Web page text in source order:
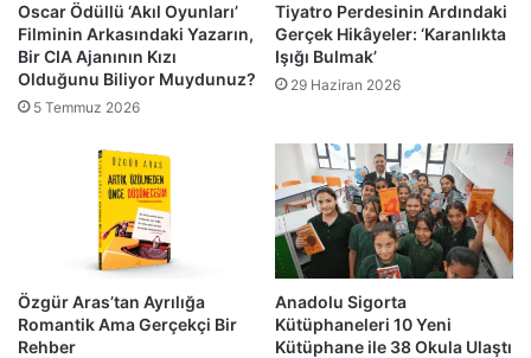
Oscar Ödüllü ‘Akıl Oyunları’
Filminin Arkasındaki Yazarın,
Bir CIA Ajanının Kızı
Olduğunu Biliyor Muydunuz?
5 Temmuz 2026
Tiyatro Perdesinin Ardındaki
Gerçek Hikâyeler: ‘Karanlıkta
Işığı Bulmak’
29 Haziran 2026
Özgür Aras’tan Ayrılığa
Romantik Ama Gerçekçi Bir
Rehber
Anadolu Sigorta
Kütüphaneleri 10 Yeni
Kütüphane ile 38 Okula Ulaştı